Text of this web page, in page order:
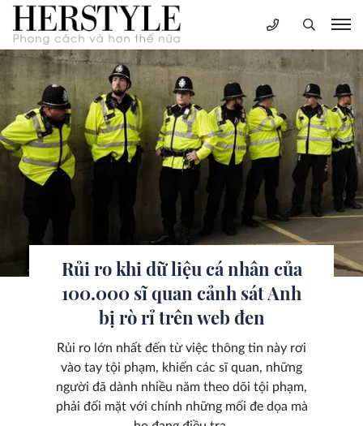
Rủi ro khi dữ liệu cá nhân của
100.000 sĩ quan cảnh sát Anh
bị rò rỉ trên web đen
Rủi ro lớn nhất đến từ việc thông tin này rơi
vào tay tội phạm, khiến các sĩ quan, những
người đã dành nhiều năm theo dõi tội phạm,
phải đối mặt với chính những mối đe dọa mà